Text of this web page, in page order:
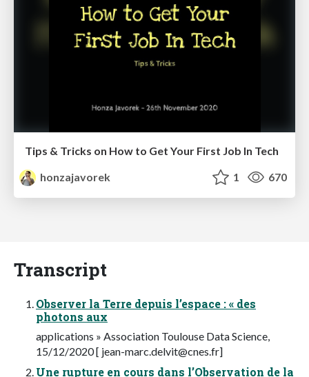
Tips & Tricks on How to Get Your First Job In Tech
honzajavorek
1 670
Transcript
Observer la Terre depuis l’espace : « des
photons aux
applications » Association Toulouse Data Science,
15/12/2020 [ jean-marc.delvit@cnes.fr]
Une rupture en cours dans l’Observation de la